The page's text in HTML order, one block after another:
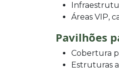
Áreas VIP,
Pavilhões
Cobertura
Estruturas